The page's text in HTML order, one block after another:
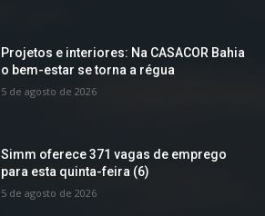
Projetos e interiores: Na CASACOR Bahia
o bem-estar se torna a régua
5 de agosto de 2026
Simm oferece 371 vagas de emprego
para esta quinta-feira (6)
5 de agosto de 2026